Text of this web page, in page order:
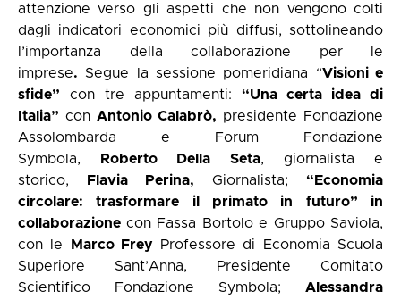
attenzione verso gli aspetti che non vengono colti
dagli indicatori economici più diffusi, sottolineando
l’importanza della collaborazione per le
imprese. Segue la sessione pomeridiana “Visioni e
sfide” con tre appuntamenti: “Una certa idea di
Italia” con Antonio Calabrò, presidente Fondazione
Assolombarda e Forum Fondazione
Symbola,
Roberto Della Seta, giornalista e
storico,
Flavia Perina, Giornalista; “Economia
circolare: trasformare il primato in futuro” in
collaborazione con Fassa Bortolo e Gruppo Saviola,
con le
Marco Frey
Professore di Economia Scuola
Superiore Sant’Anna, Presidente Comitato
Scientifico Fondazione Symbola; Alessandra